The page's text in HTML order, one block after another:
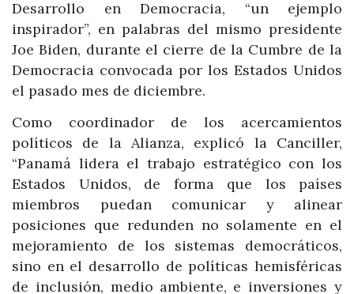
Desarrollo en Democracia, “un ejemplo
inspirador”, en palabras del mismo presidente
Joe Biden, durante el cierre de la Cumbre de la
Democracia convocada por los Estados Unidos
el pasado mes de diciembre.
Como coordinador de los acercamientos
políticos de la Alianza, explicó la Canciller,
“Panamá lidera el trabajo estratégico con los
Estados Unidos, de forma que los países
miembros puedan comunicar y alinear
posiciones que redunden no solamente en el
mejoramiento de los sistemas democráticos,
sino en el desarrollo de políticas hemisféricas
de inclusión, medio ambiente, e inversiones y